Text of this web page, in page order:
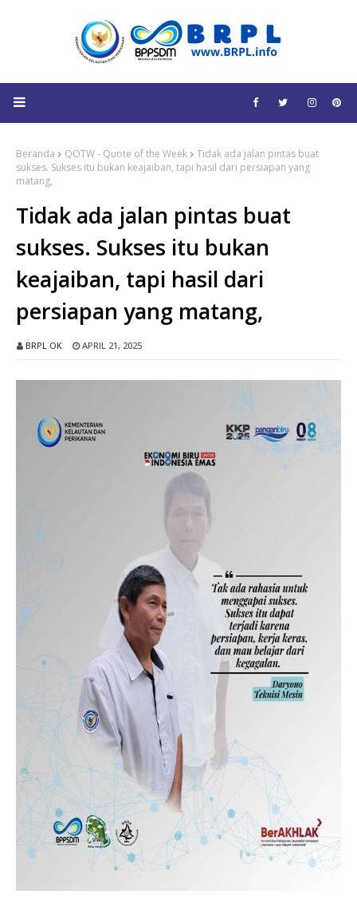
Beranda QOTW - Quote of the Week
Tidak ada jalan pintas buat
sukses. Sukses itu bukan keajaiban, tapi hasil dari persiapan yang
matang,
Tidak ada jalan pintas buat
sukses. Sukses itu bukan
keajaiban, tapi hasil dari
persiapan yang matang,
BRPL OK APRIL 21, 2025